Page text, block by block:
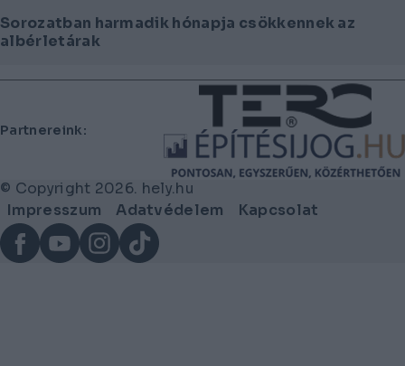
Sorozatban harmadik hónapja csökkennek az
albérletárak
Lábléc
Partnereink:
© Copyright 2026. hely.hu
Lábléc
menü
Impresszum Adatvédelem
Kapcsolat
FacebookYouTubeInstagram